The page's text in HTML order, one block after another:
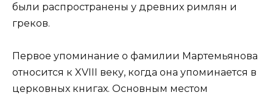
были распространены у древних римлян и
греков.
Первое упоминание о фамилии Мартемьянова
относится к XVIII веку, когда она упоминается в
церковных книгах. Основным местом